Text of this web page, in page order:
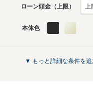
ローン頭金（上限）
本体色
▼ もっと詳細な条件を追